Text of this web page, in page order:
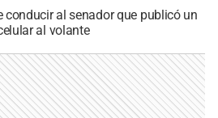
conducir al senador que publicó un
al volante